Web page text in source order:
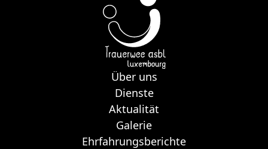
Über uns
Dienste
Aktualität
Galerie
Ehrfahrungsberichte